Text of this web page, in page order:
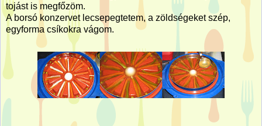
tojást is megfőzöm.
A borsó konzervet lecsepegtetem, a zöldségeket szép,
egyforma csíkokra vágom.